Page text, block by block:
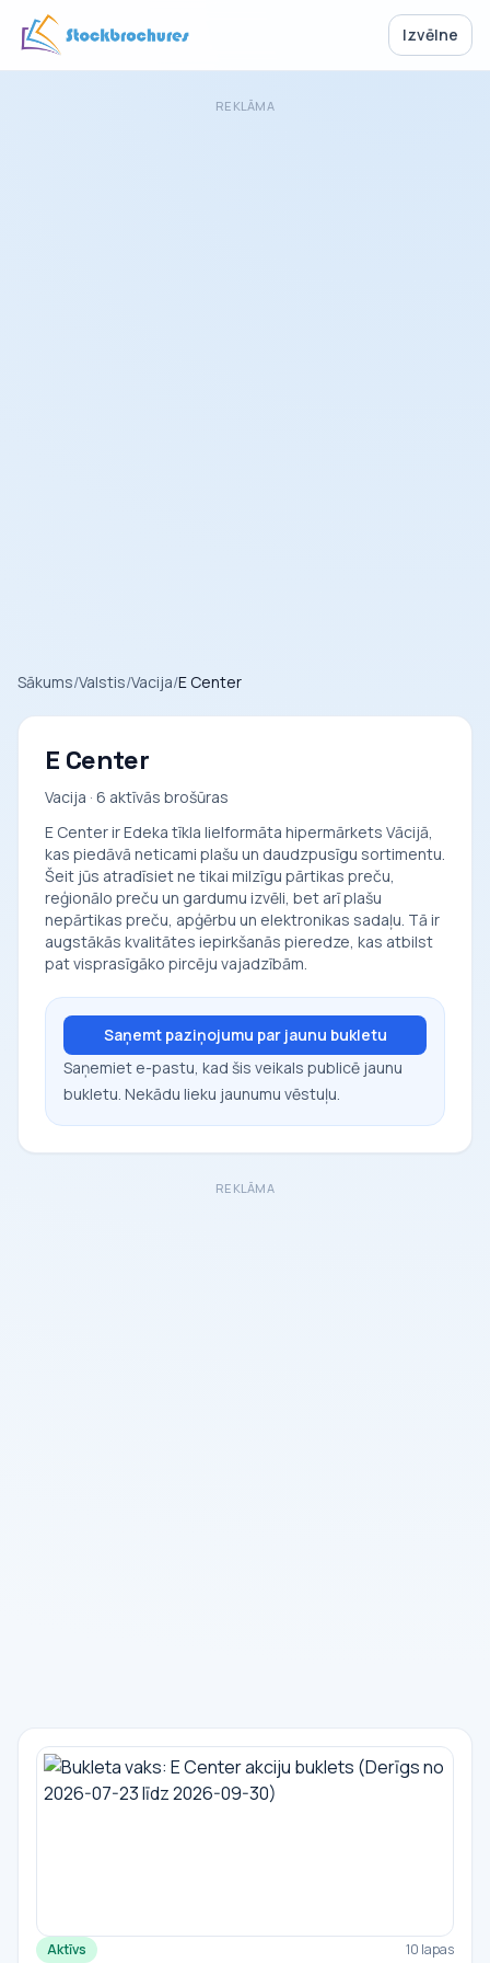
Izvēlne
REKLĀMA
Sākums/Valstis/Vacija/E Center
E Center
Vacija · 6 aktīvās brošūras
E Center ir Edeka tīkla lielformāta hipermārkets Vācijā,
kas piedāvā neticami plašu un daudzpusīgu sortimentu.
Šeit jūs atradīsiet ne tikai milzīgu pārtikas preču,
reģionālo preču un gardumu izvēli, bet arī plašu
nepārtikas preču, apģērbu un elektronikas sadaļu. Tā ir
augstākās kvalitātes iepirkšanās pieredze, kas atbilst
pat visprasīgāko pircēju vajadzībām.
Saņemt paziņojumu par jaunu bukletu
Saņemiet e-pastu, kad šis veikals publicē jaunu
bukletu. Nekādu lieku jaunumu vēstuļu.
REKLĀMA
Aktīvs 10 lapas